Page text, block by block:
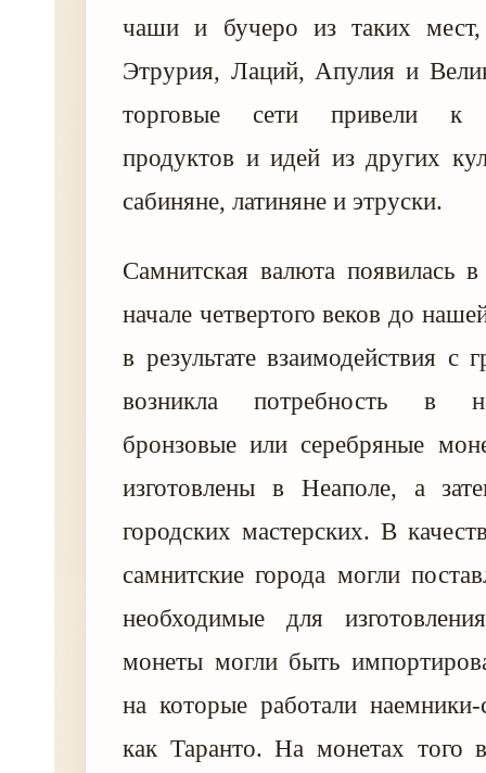
чаши и бучеро из таких
Этрурия, Лаций, Апулия и
торговые сети привели к
продуктов и идей из других
сабиняне, латиняне и этруски.
Самнитская валюта появилась
начале четвертого веков до
в результате взаимодействия с
возникла потребность в
бронзовые или серебряные
изготовлены в Неаполе, а
городских мастерских. В
самнитские города могли
необходимые для
монеты могли быть
на которые работали
как Таранто. На монетах того